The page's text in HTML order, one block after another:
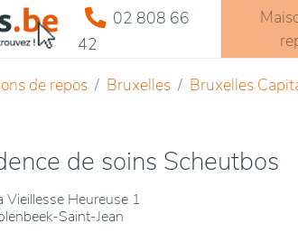
02 808 66
42
de repos Bruxelles Bruxelles
de soins Scheutbos
Vieillesse Heureuse 1
Saint-Jean